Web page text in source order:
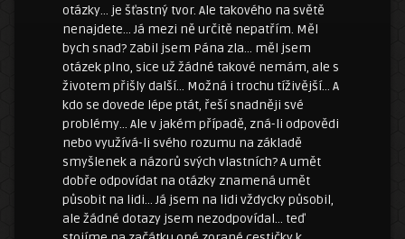
otázky… je šťastný tvor. Ale takového na světě
nenajdete… Já mezi ně určitě nepatřím. Měl
bych snad? Zabil jsem Pána zla… měl jsem
otázek plno, sice už žádné takové nemám, ale s
životem přišly další… Možná i trochu tíživější… A
kdo se dovede lépe ptát, řeší snadněji své
problémy… Ale v jakém případě, zná-li odpovědi
nebo využívá-li svého rozumu na základě
smyšlenek a názorů svých vlastních? A umět
dobře odpovídat na otázky znamená umět
působit na lidi… Já jsem na lidi vždycky působil,
ale žádné dotazy jsem nezodpovídal… teď